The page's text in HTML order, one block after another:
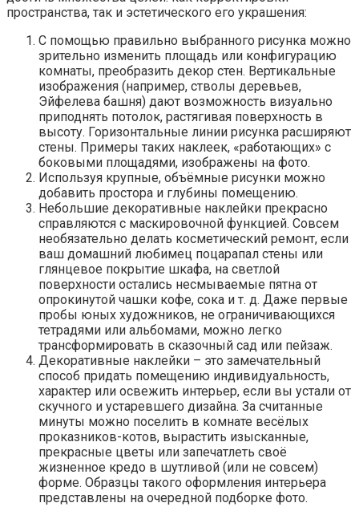
пространства, так и эстетического его украшения:
С помощью правильно выбранного рисунка можно
зрительно изменить площадь или конфигурацию
комнаты, преобразить декор стен. Вертикальные
изображения (например, стволы деревьев,
Эйфелева башня) дают возможность визуально
приподнять потолок, растягивая поверхность в
высоту. Горизонтальные линии рисунка расширяют
стены. Примеры таких наклеек, «работающих» с
боковыми площадями, изображены на фото.
Используя крупные, объёмные рисунки можно
добавить простора и глубины помещению.
Небольшие декоративные наклейки прекрасно
справляются с маскировочной функцией. Совсем
необязательно делать косметический ремонт, если
ваш домашний любимец поцарапал стены или
глянцевое покрытие шкафа, на светлой
поверхности остались несмываемые пятна от
опрокинутой чашки кофе, сока и т. д. Даже первые
пробы юных художников, не ограничивающихся
тетрадями или альбомами, можно легко
трансформировать в сказочный сад или пейзаж.
Декоративные наклейки – это замечательный
способ придать помещению индивидуальность,
характер или освежить интерьер, если вы устали от
скучного и устаревшего дизайна. За считанные
минуты можно поселить в комнате весёлых
проказников-котов, вырастить изысканные,
прекрасные цветы или запечатлеть своё
жизненное кредо в шутливой (или не совсем)
форме. Образцы такого оформления интерьера
представлены на очередной подборке фото.